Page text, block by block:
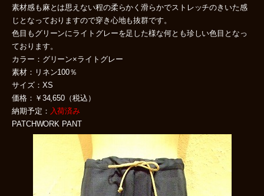
素材感も麻とは思えない程の柔らかく滑らかでストレッチのきいた感
じとなっておりますので穿き心地も抜群です。
色目もグリーンにライトグレーを足した様な何とも珍しい色目となっ
ております。
カラー：グリーン×ライトグレー
素材：リネン100％
サイズ：XS
価格：￥34,650（税込）
納期予定： 入荷済み
PATCHWORK PANT